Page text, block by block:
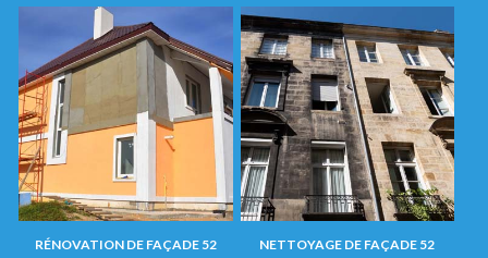
RÉNOVATION DE FAÇADE 52 NETTOYAGE DE FAÇADE 52